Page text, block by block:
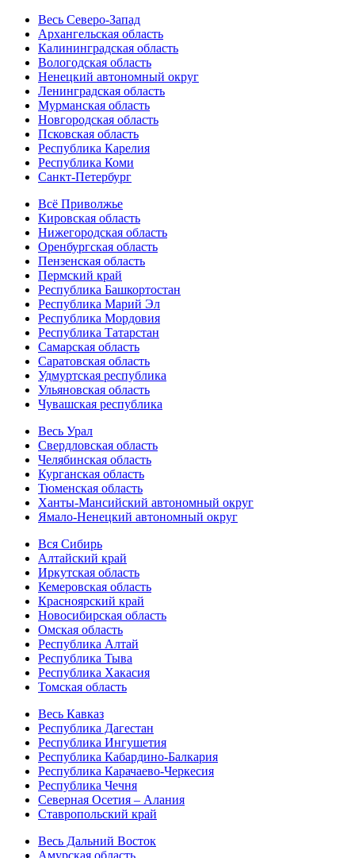
Весь Северо-Запад
Архангельская область
Калининградская область
Вологодская область
Ненецкий автономный округ
Ленинградская область
Мурманская область
Новгородская область
Псковская область
Республика Карелия
Республика Коми
Санкт-Петербург
Всё Приволжье
Кировская область
Нижегородская область
Оренбургская область
Пензенская область
Пермский край
Республика Башкортостан
Республика Марий Эл
Республика Мордовия
Республика Татарстан
Самарская область
Саратовская область
Удмуртская республика
Ульяновская область
Чувашская республика
Весь Урал
Свердловская область
Челябинская область
Курганская область
Тюменская область
Ханты-Мансийский автономный округ
Ямало-Ненецкий автономный округ
Вся Сибирь
Алтайский край
Иркутская область
Кемеровская область
Красноярский край
Новосибирская область
Омская область
Республика Алтай
Республика Тыва
Республика Хакасия
Томская область
Весь Кавказ
Республика Дагестан
Республика Ингушетия
Республика Кабардино-Балкария
Республика Карачаево-Черкесия
Республика Чечня
Северная Осетия – Алания
Ставропольский край
Весь Дальний Восток
Амурская область